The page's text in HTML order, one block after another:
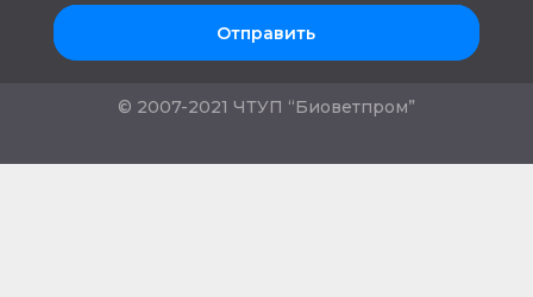
Отправить
© 2007-2021 ЧТУП “Биоветпром”